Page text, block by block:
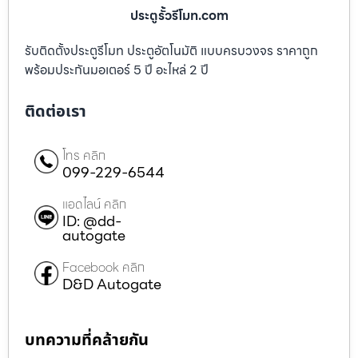
ประตูรั้วรีโมท.com
รับติดตั้งประตูรีโมท ประตูอัตโนมัติ แบบครบวงจร ราคาถูก
พร้อมประกันมอเตอร์ 5 ปี อะไหล่ 2 ปี
ติดต่อเรา
โทร คลิก
099-229-6544
แอดไลน์ คลิก
ID: @dd-
autogate
Facebook คลิก
D&D Autogate
บทความที่คล้ายกัน